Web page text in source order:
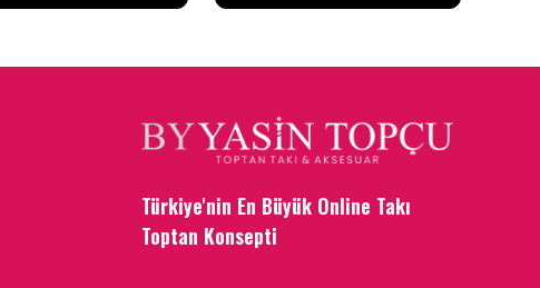
Türkiye'nin En Büyük Online Takı
Toptan Konsepti